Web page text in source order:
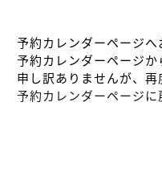
予約カレンダーページへ
予約カレンダーページか
申し訳ありませんが、
予約カレンダーページに